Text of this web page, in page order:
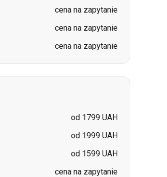
cena na zapytanie
cena na zapytanie
cena na zapytanie
od 1799 UAH
od 1999 UAH
od 1599 UAH
cena na zapytanie